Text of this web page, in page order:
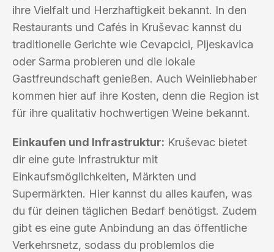
ihre Vielfalt und Herzhaftigkeit bekannt. In den
Restaurants und Cafés in Kruševac kannst du
traditionelle Gerichte wie Cevapcici, Pljeskavica
oder Sarma probieren und die lokale
Gastfreundschaft genießen. Auch Weinliebhaber
kommen hier auf ihre Kosten, denn die Region ist
für ihre qualitativ hochwertigen Weine bekannt.
Einkaufen und Infrastruktur: Kruševac bietet
dir eine gute Infrastruktur mit
Einkaufsmöglichkeiten, Märkten und
Supermärkten. Hier kannst du alles kaufen, was
du für deinen täglichen Bedarf benötigst. Zudem
gibt es eine gute Anbindung an das öffentliche
Verkehrsnetz, sodass du problemlos die